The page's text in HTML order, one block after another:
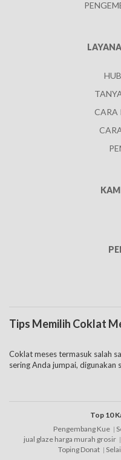
CARA
Tips Memilih Coklat
Coklat meses termasuk salah
sering Anda jumpai,
minuman maupun kue. Harga
banyak yang menjual dalam
perlu khawatir,
Namun sebelum membelinya
Top 10
Pengembang Kue
jual glaze harga murah grosir
Toping Donat